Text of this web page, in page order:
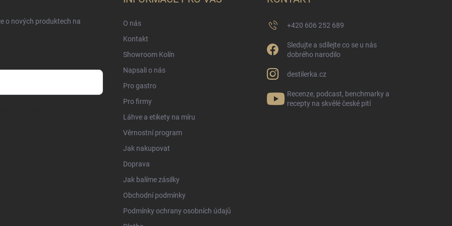
o nových produktech na
O nás
Kontakt
Showroom Kolín
Napsali o nás
Pro gastro
Pro firmy
Láhve a etikety na míru
Věrnostní program
Jak nakupovat
Doprava
Jak balíme zásilky
Obchodní podmínky
Podmínky ochrany osobních údajů
+420 606 252 689
Sledujte a sdílejte co se u nás
dobrého narodilo
destilerka.cz
Recenze, podcast, benchmarky a
recepty na skvělé české pití